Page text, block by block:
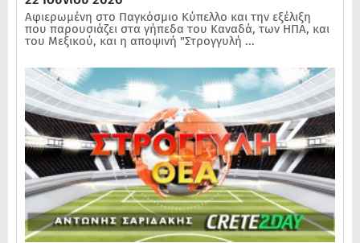
Αφιερωμένη στο Παγκόσμιο Κύπελλο και την εξέλιξη
που παρουσιάζει στα γήπεδα του Καναδά, των ΗΠΑ, και
του Μεξικού, και η αποψινή "Στρογγυλή ...